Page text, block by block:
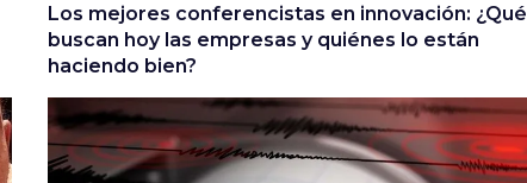
Los mejores conferencistas en innovación: ¿Qué
buscan hoy las empresas y quiénes lo están
haciendo bien?